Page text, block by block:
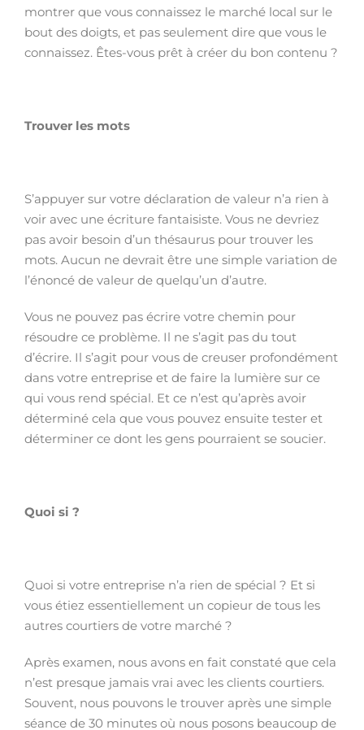
montrer que vous connaissez le marché local sur le
bout des doigts, et pas seulement dire que vous le
connaissez. Êtes-vous prêt à créer du bon contenu ?
Trouver les mots
S’appuyer sur votre déclaration de valeur n’a rien à
voir avec une écriture fantaisiste. Vous ne devriez
pas avoir besoin d’un thésaurus pour trouver les
mots. Aucun ne devrait être une simple variation de
l’énoncé de valeur de quelqu’un d’autre.
Vous ne pouvez pas écrire votre chemin pour
résoudre ce problème. Il ne s’agit pas du tout
d’écrire. Il s’agit pour vous de creuser profondément
dans votre entreprise et de faire la lumière sur ce
qui vous rend spécial. Et ce n’est qu’après avoir
déterminé cela que vous pouvez ensuite tester et
déterminer ce dont les gens pourraient se soucier.
Quoi si ?
Quoi si votre entreprise n’a rien de spécial ? Et si
vous étiez essentiellement un copieur de tous les
autres courtiers de votre marché ?
Après examen, nous avons en fait constaté que cela
n’est presque jamais vrai avec les clients courtiers.
Souvent, nous pouvons le trouver après une simple
séance de 30 minutes où nous posons beaucoup de